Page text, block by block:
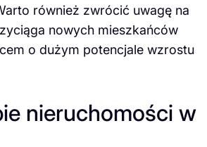
również zwrócić uwagę na
nowych mieszkańców
o dużym potencjale wzrostu
nieruchomości w